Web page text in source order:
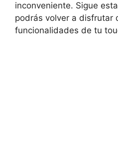
inconveniente. Sigue
⁣podrás volver a disfrutar
funcionalidades de tu